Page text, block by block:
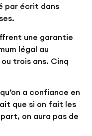
par écrit dans
une garantie
légal au
trois ans. Cinq
a confiance en
que si on fait les
on aura pas de